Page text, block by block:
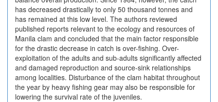
has decreased drastically to only 50 thousand tonnes and
has remained at this low level. The authors reviewed
published reports relevant to the ecology and resources of
Manila clam and concluded that the main factor responsible
for the drastic decrease in catch is over-fishing. Over-
exploitation of the adults and sub-adults significantly affected
and damaged reproduction and source-sink relationships
among localities. Disturbance of the clam habitat throughout
the year by heavy fishing gear may also be responsible for
lowering the survival rate of the juveniles.